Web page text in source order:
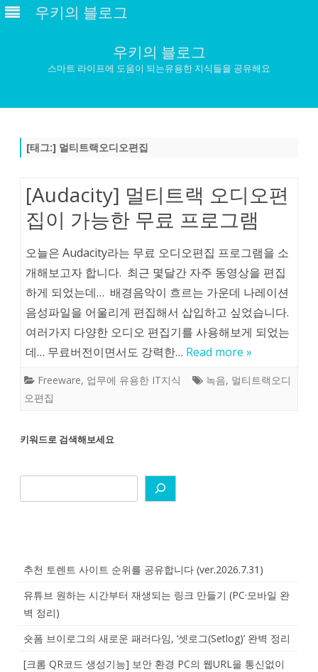
우키의 블로그
우키의 블로그
스마트 라이프에 도움이 되는유용한 지식들을 공유해요
[태그:] 멀티트랙오디오편집
[Audacity] 멀티트랙 오디오편
집이 가능한 무료 프로그램
오늘은 Audacity라는 무료 오디오편집 프로그램을 소
개해보고자 합니다. 최근 몇달간 자주 동영상을 편집
하게 되었는데… 배경음악이 흐르는 가운데 나레이션
음성파일을 어울리게 편집해서 삽입하고 싶었습니다.
여러가지 다양한 오디오 편집기를 사용해보게 되었는
데… 무료버전이면서도 강력한… Read more »
Freeware, 업무에 유용한 IT지식 녹음, 멀티트랙오디
오편집
키워드로 검색해보세요
추천 토렌트 사이트 순위를 공유합니다 (ver.2026.7.31)
유튜브 원하는 시간부터 재생되는 링크 만들기 (PC·모바일 완
벽 정리)
숏폼 브이로그의 새로운 패러다임, ‘셋로그(Setlog)’ 완벽 정리
[크롬 QR코드 생성기능] 보안 환경 PC의 웹URL을 통신없이